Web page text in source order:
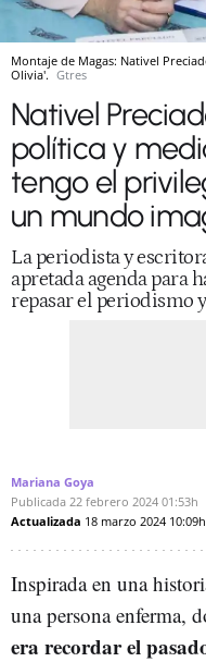
Montaje de Magas: Nativel
Olivia'. Gtres
Nativel
política y
tengo el
un mundo
La periodista y
apretada agenda para
repasar el periodismo
Mariana Goya
Publicada 22 febrero 2024 01:53h
Actualizada 18 marzo 2024 10:09h
Inspirada en una
una persona enferma,
era recordar el